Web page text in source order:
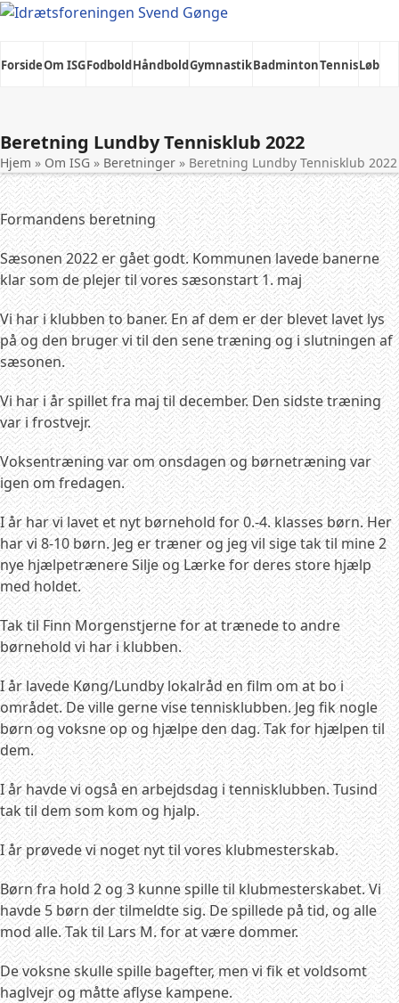
Skip
ForsideOm ISGFodboldHåndboldGymnastikBadmintonTennisLøb
Beretning Lundby Tennisklub 2022
Hjem » Om ISG » Beretninger » Beretning Lundby Tennisklub 2022
Formandens beretning
Sæsonen 2022 er gået godt. Kommunen lavede banerne
klar som de plejer til vores sæsonstart 1. maj
Vi har i klubben to baner. En af dem er der blevet lavet lys
på og den bruger vi til den sene træning og i slutningen af
sæsonen.
Vi har i år spillet fra maj til december. Den sidste træning
var i frostvejr.
Voksentræning var om onsdagen og børnetræning var
igen om fredagen.
I år har vi lavet et nyt børnehold for 0.-4. klasses børn. Her
har vi 8-10 børn. Jeg er træner og jeg vil sige tak til mine 2
nye hjælpetrænere Silje og Lærke for deres store hjælp
med holdet.
Tak til Finn Morgenstjerne for at trænede to andre
børnehold vi har i klubben.
I år lavede Køng/Lundby lokalråd en film om at bo i
området. De ville gerne vise tennisklubben. Jeg fik nogle
børn og voksne op og hjælpe den dag. Tak for hjælpen til
dem.
I år havde vi også en arbejdsdag i tennisklubben. Tusind
tak til dem som kom og hjalp.
I år prøvede vi noget nyt til vores klubmesterskab.
Børn fra hold 2 og 3 kunne spille til klubmesterskabet. Vi
havde 5 børn der tilmeldte sig. De spillede på tid, og alle
mod alle. Tak til Lars M. for at være dommer.
De voksne skulle spille bagefter, men vi fik et voldsomt
haglvejr og måtte aflyse kampene.